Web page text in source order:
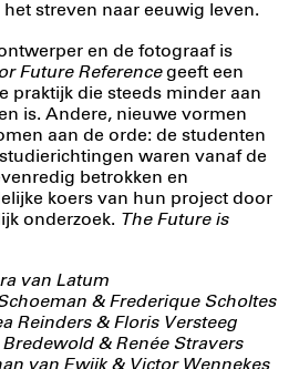
streven naar eeuwig leven.
en de fotograaf is
Future Referencegeeft een
praktijk die steeds minder aan
is. Andere, nieuwe vormen
aan de orde: de studenten
waren vanaf de
betrokken en
koers van hun project door
onderzoek. The Future is
van Latum
& Frederique Scholtes
Reinders & Floris Versteeg
& Renée Stravers
van Ewijk & Victor Wennekes